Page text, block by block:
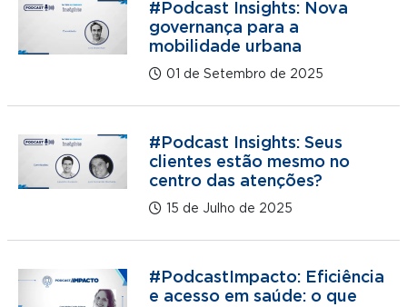
#Podcast Insights: Nova
governança para a
mobilidade urbana
01 de Setembro de 2025
#Podcast Insights: Seus
clientes estão mesmo no
centro das atenções?
15 de Julho de 2025
#PodcastImpacto: Eficiência
e acesso em saúde: o que